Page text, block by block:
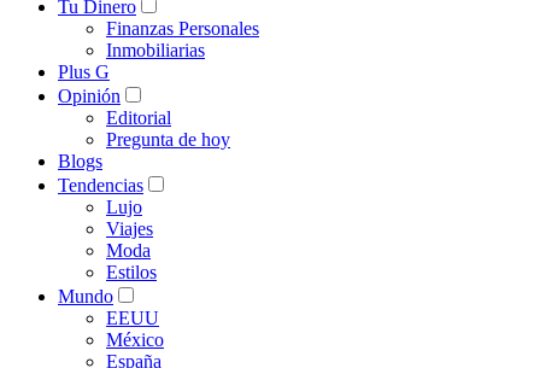
Tu Dinero
Finanzas Personales
Inmobiliarias
Plus G
Opinión
Editorial
Pregunta de hoy
Blogs
Tendencias
Lujo
Viajes
Moda
Estilos
Mundo
EEUU
México
España